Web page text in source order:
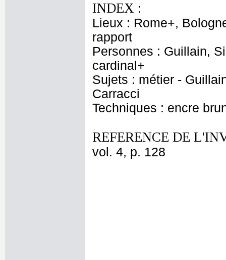
INDEX :
Lieux : Rome+,
rapport
Personnes : Guillain,
cardinal+
Sujets : métier -
Carracci
Techniques : encre
REFERENCE DE
vol. 4, p. 128